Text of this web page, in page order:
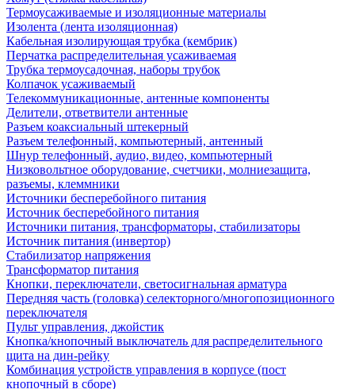
Термоусаживаемые и изоляционные материалы
Изолента (лента изоляционная)
Кабельная изолирующая трубка (кембрик)
Перчатка распределительная усаживаемая
Трубка термоусадочная, наборы трубок
Колпачок усаживаемый
Телекоммуникационные, антенные компоненты
Делители, ответвители антенные
Разъем коаксиальный штекерный
Разъем телефонный, компьютерный, антенный
Шнур телефонный, аудио, видео, компьютерный
Низковольтное оборудование, счетчики, молниезащита,
разъемы, клеммники
Источники бесперебойного питания
Источник бесперебойного питания
Источники питания, трансформаторы, стабилизаторы
Источник питания (инвертор)
Стабилизатор напряжения
Трансформатор питания
Кнопки, переключатели, светосигнальная арматура
Передняя часть (головка) селекторного/многопозиционного
переключателя
Пульт управления, джойстик
Кнопка/кнопочный выключатель для распределительного
щита на дин-рейку
Комбинация устройств управления в корпусе (пост
кнопочный в сборе)